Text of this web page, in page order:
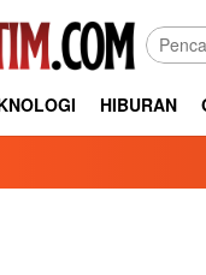
HIBURAN